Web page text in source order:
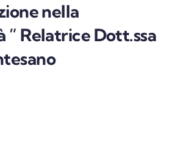
nella
” Relatrice Dott.ssa